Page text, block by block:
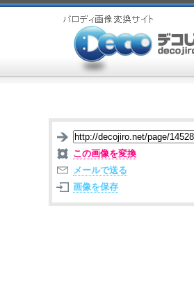
この画像を変換
メールで送る
画像を保存